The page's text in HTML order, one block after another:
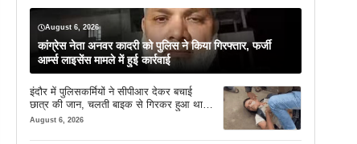
August 6, 2026
कांग्रेस नेता अनवर कादरी को पुलिस ने किया गिरफ्तार, फर्जी
आर्म्स लाइसेंस मामले में हुई कार्रवाई
इंदौर में पुलिसकर्मियों ने सीपीआर देकर बचाई
छात्र की जान, चलती बाइक से गिरकर हुआ था
बेहोश
August 6, 2026